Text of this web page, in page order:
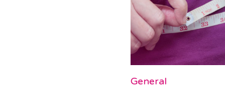
General